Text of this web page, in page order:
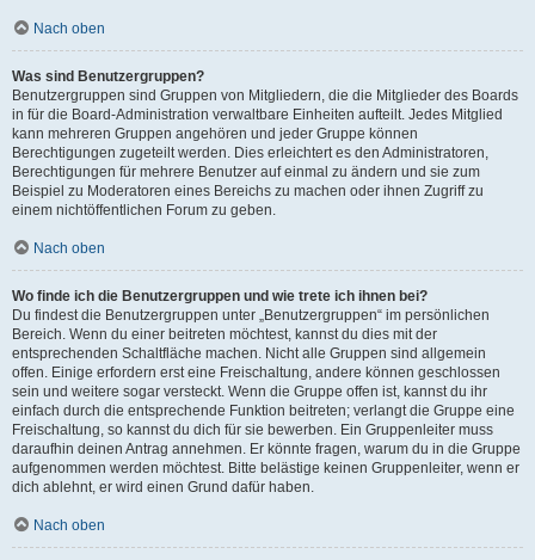
Nach oben
Was sind Benutzergruppen?
Benutzergruppen sind Gruppen von Mitgliedern, die die Mitglieder des Boards
in für die Board-Administration verwaltbare Einheiten aufteilt. Jedes Mitglied
kann mehreren Gruppen angehören und jeder Gruppe können
Berechtigungen zugeteilt werden. Dies erleichtert es den Administratoren,
Berechtigungen für mehrere Benutzer auf einmal zu ändern und sie zum
Beispiel zu Moderatoren eines Bereichs zu machen oder ihnen Zugriff zu
einem nichtöffentlichen Forum zu geben.
Nach oben
Wo finde ich die Benutzergruppen und wie trete ich ihnen bei?
Du findest die Benutzergruppen unter „Benutzergruppen“ im persönlichen
Bereich. Wenn du einer beitreten möchtest, kannst du dies mit der
entsprechenden Schaltfläche machen. Nicht alle Gruppen sind allgemein
offen. Einige erfordern erst eine Freischaltung, andere können geschlossen
sein und weitere sogar versteckt. Wenn die Gruppe offen ist, kannst du ihr
einfach durch die entsprechende Funktion beitreten; verlangt die Gruppe eine
Freischaltung, so kannst du dich für sie bewerben. Ein Gruppenleiter muss
daraufhin deinen Antrag annehmen. Er könnte fragen, warum du in die Gruppe
aufgenommen werden möchtest. Bitte belästige keinen Gruppenleiter, wenn er
dich ablehnt, er wird einen Grund dafür haben.
Nach oben